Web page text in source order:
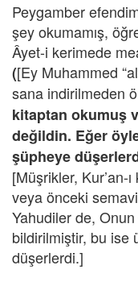
Peygamber
şey okumamış,
Âyet-i kerimede
([Ey Muhammed
sana indirilmeden
kitaptan okumuş
değildin. Eğer
şüpheye
[Müşrikler, Kur’an-
veya önceki
Yahudiler de, Onun
bildirilmiştir, bu ise
düşerlerdi.]